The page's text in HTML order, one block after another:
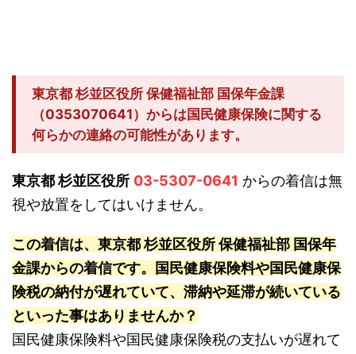
東京都 杉並区役所 保健福祉部 国保年金課
（0353070641）からは国民健康保険に関する
何らかの連絡の可能性があります。
東京都 杉並区役所 03-5307-0641 からの着信は無
視や放置をしてはいけません。
この着信は、東京都 杉並区役所 保健福祉部 国保年
金課からの着信です。国民健康保険料や国民健康保
険税の納付が遅れていて、滞納や延滞が続いている
といった事はありませんか？
国民健康保険料や国民健康保険税の支払いが遅れて